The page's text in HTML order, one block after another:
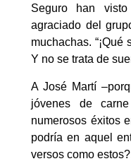
Seguro han
agraciado del
muchachas. “¡Qué
Y no se trata de
A José Martí
jóvenes de
numerosos éxitos
podría en aquel
versos como